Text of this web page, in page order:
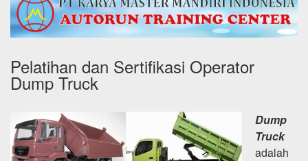
Pelatihan dan Sertifikasi Operator
Dump Truck
Dump
Truck
adalah